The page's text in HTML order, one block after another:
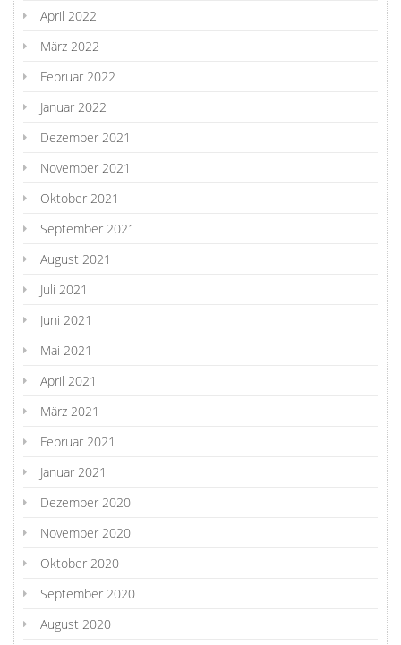
April 2022
März 2022
Februar 2022
Januar 2022
Dezember 2021
November 2021
Oktober 2021
September 2021
August 2021
Juli 2021
Juni 2021
Mai 2021
April 2021
März 2021
Februar 2021
Januar 2021
Dezember 2020
November 2020
Oktober 2020
September 2020
August 2020